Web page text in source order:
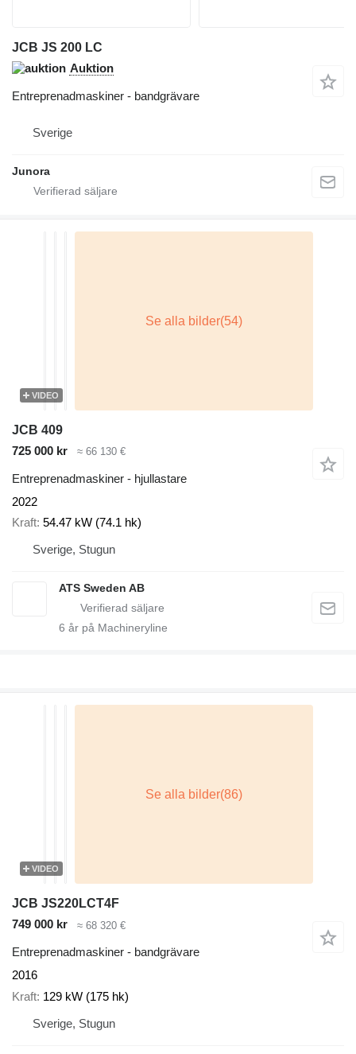
JCB JS 200 LC
Auktion
Entreprenadmaskiner - bandgrävare
Sverige
Junora
VIDEO
JCB 409
725 000 kr
≈ 66 130 €
Entreprenadmaskiner - hjullastare
2022
Kraft 54.47 kW (74.1 hk)
Sverige, Stugun
ATS Sweden AB
6 år på Machineryline
VIDEO
JCB JS220LCT4F
749 000 kr
≈ 68 320 €
Entreprenadmaskiner - bandgrävare
2016
Kraft 129 kW (175 hk)
Sverige, Stugun